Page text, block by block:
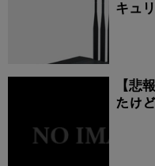
キュ
【悲
たけ